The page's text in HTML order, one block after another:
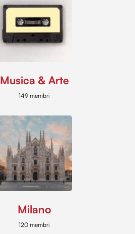
Musica & Arte
149 membri
Milano
120 membri